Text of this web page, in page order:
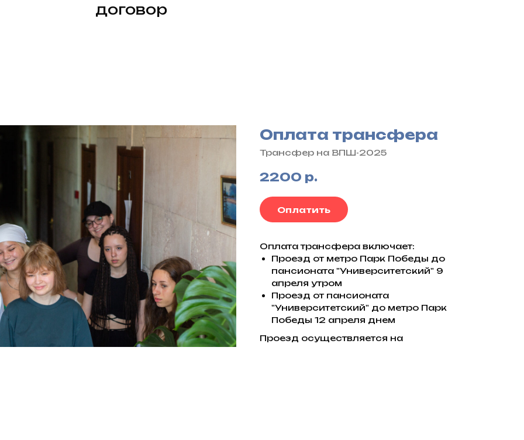
договор
Оплата трансфера
Трансфер на ВПШ-2025
2200 р.
Оплатить
Оплата трансфера включает:
Проезд от метро Парк Победы до
пансионата "Университетский" 9
апреля утром
Проезд от пансионата
"Университетский" до метро Парк
Победы 12 апреля днем
Проезд осуществляется на